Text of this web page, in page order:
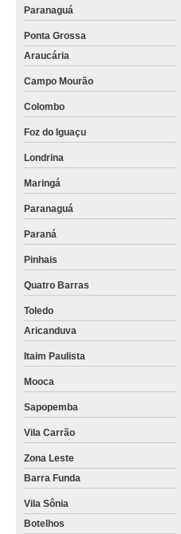
Paranaguá
Ponta Grossa
Araucária
Campo Mourão
Colombo
Foz do Iguaçu
Londrina
Maringá
Paranaguá
Paraná
Pinhais
Quatro Barras
Toledo
Aricanduva
Itaim Paulista
Mooca
Sapopemba
Vila Carrão
Zona Leste
Barra Funda
Vila Sônia
Botelhos